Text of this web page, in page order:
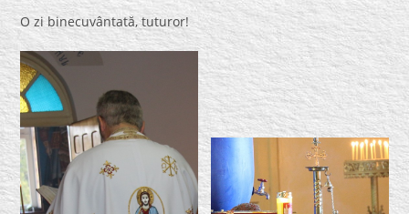
O zi binecuvântată, tuturor!